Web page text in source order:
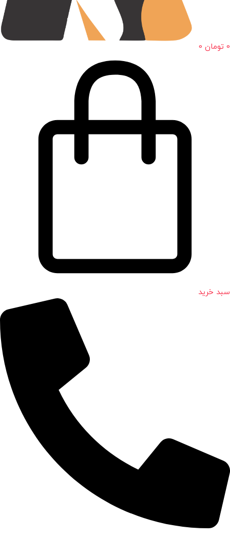
0 تومان 0
سبد خرید